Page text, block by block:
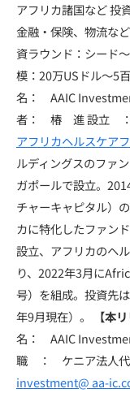
アフリカ諸国など 投
金融・保険、物流な
資ラウンド：シード
模：20万USドル〜5
名： AAIC
者： 椿 進 設立
アフリカヘルスケア
ルディングスのファ
ガポールで設立。
チャーキャピタル）
カに特化したファン
設立、アフリカのヘ
り、2022年3月に
号）を組成。投資先
年9月現在）。
【本
名： AAIC
職 ： ケニア法人代
investment@ aa-